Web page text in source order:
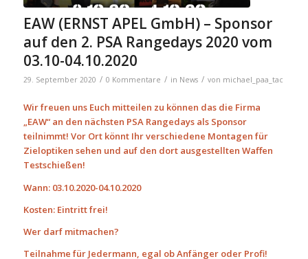
EAW (ERNST APEL GmbH) – Sponsor
auf den 2. PSA Rangedays 2020 vom
03.10-04.10.2020
29. September 2020 / 0 Kommentare / in News / von michael_paa_tac
Wir freuen uns Euch mitteilen zu können das die Firma
„EAW“ an den nächsten PSA Rangedays als Sponsor
teilnimmt! Vor Ort könnt Ihr verschiedene Montagen für
Zieloptiken sehen und auf den dort ausgestellten Waffen
Testschießen!
Wann: 03.10.2020-04.10.2020
Kosten: Eintritt frei!
Wer darf mitmachen?
Teilnahme für Jedermann, egal ob Anfänger oder Profi!